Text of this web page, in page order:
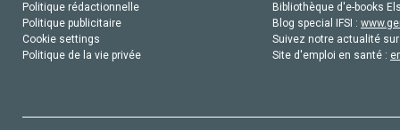
Politique rédactionnelle
Politique publicitaire
Cookie settings
Politique de la vie privée
Bibliothèque d'e-books
Blog special IFSI :
Suivez notre actualité
Site d'emploi en santé :